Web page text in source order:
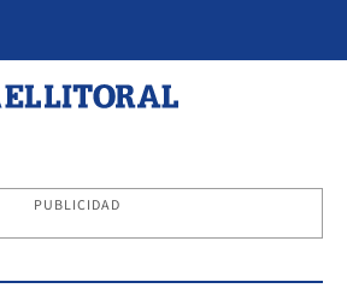
PUBLICIDAD